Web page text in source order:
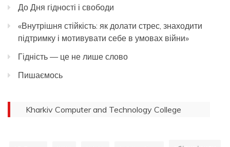
До Дня гідності і свободи
«Внутрішня стійкість: як долати стрес, знаходити
підтримку і мотивувати себе в умовах війни»
Гідність — це не лише слово
Пишаємось
Kharkiv Computer and Technology College